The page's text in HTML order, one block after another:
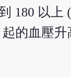
180 以上
的血壓升